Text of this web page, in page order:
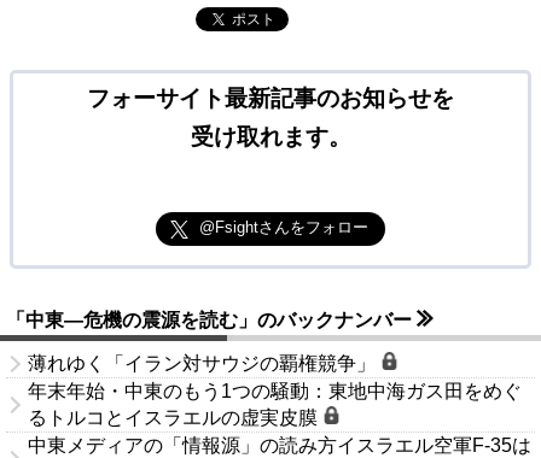
ポスト
フォーサイト最新記事のお知らせを
受け取れます。
@Fsightさんをフォロー
「中東―危機の震源を読む」のバックナンバー
薄れゆく「イラン対サウジの覇権競争」
年末年始・中東のもう1つの騒動：東地中海ガス田をめぐ
るトルコとイスラエルの虚実皮膜
中東メディアの「情報源」の読み方イスラエル空軍F-35は